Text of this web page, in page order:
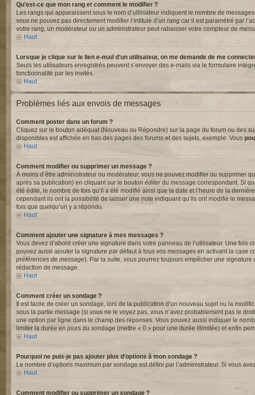
Qu’est-ce que mon rang et comment le modifier ?
Les rangs qui apparaissent sous le nom d’utilisateur indiquent le nombre de
vous ne pouvez pas directement modifier l’intitulé d’un rang car il est paramétré par
votre rang, un modérateur ou un administrateur peut rabaisser votre compteur de
Haut
Lorsque je clique sur le lien e-maild’un utilisateur, on me demande de me
Seuls les utilisateurs enregistrés peuvent s’envoyer des e-mails via le formulaire
fonctionnalité par les invités.
Haut
Problèmes liés aux envois de messages
Comment poster dans un forum ?
Cliquez sur le bouton adéquat (Nouveau ou Répondre) sur la page du forum ou des
disponibles est affichée en bas des pages des forums et des sujets, exemple: Vous
Haut
Comment modifier ou supprimer un message ?
À moins d’être administrateur ou modérateur, vous ne pouvez modifier ou supprimer
après sa publication) en cliquant sur le bouton éditerdu message correspondant. Si
été édité, le nombre de fois qu’il a été modifié ainsi que la date et l’heure de la
cependant ils ont la possibilité de laisser une note indiquant qu’ils ont modifié le
fois que quelqu’un y a répondu.
Haut
Comment ajouter une signature à mes messages ?
Vous devez d’abord créer une signature dans votre panneau de l’utilisateur. Une fois
pouvez aussi ajouter la signature par défaut à tous vos messages en activant la case
préférences de message). Par la suite, vous pourrez toujours empêcher une
rédaction de message.
Haut
Comment créer un sondage ?
Il est facile de créer un sondage, lors de la publication d’un nouveau sujet ou la
sous la partie message (si vous ne le voyez pas, vous n’avez probablement pas le
une option par ligne dans le champ des réponses. Vous pouvez aussi indiquer le
limiter la durée en jours du sondage (mettre « 0 » pour une durée illimitée) et enfin
Haut
Pourquoi ne puis-je pas ajouter plus d’options à mon sondage ?
Le nombre d’options maximum par sondage est défini par l’administrateur. Si vous
Haut
Comment modifier ou supprimer un sondage ?